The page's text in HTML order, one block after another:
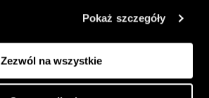
Pokaż szczegóły
Zezwól na wszystkie
rzemiosło jako
punkt wyjścia
do wnętrz